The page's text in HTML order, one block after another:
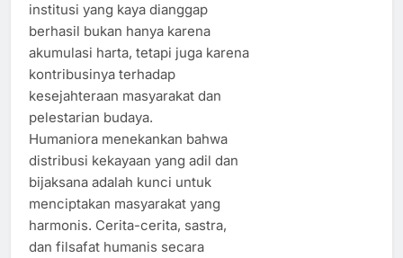
institusi yang kaya dianggap
berhasil bukan hanya karena
akumulasi harta, tetapi juga karena
kontribusinya terhadap
kesejahteraan masyarakat dan
pelestarian budaya.
Humaniora menekankan bahwa
distribusi kekayaan yang adil dan
bijaksana adalah kunci untuk
menciptakan masyarakat yang
harmonis. Cerita-cerita, sastra,
dan filsafat humanis secara